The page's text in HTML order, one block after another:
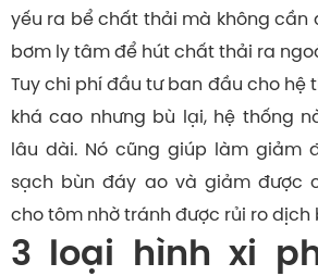
yếu ra bể chất thải mà không cần
bơm ly tâm để hút chất thải ra
Tuy chi phí đầu tư ban đầu cho hệ
khá cao nhưng bù lại, hệ thống
lâu dài. Nó cũng giúp làm giảm
sạch bùn đáy ao và giảm được
cho tôm nhờ tránh được rủi ro dịch
3 loại hình xi